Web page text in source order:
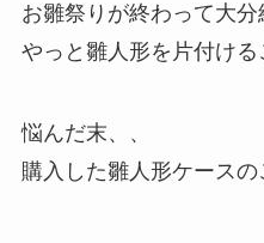
お雛祭りが終わって大
やっと雛人形を片付ける
悩んだ末、、
購入した雛人形ケース